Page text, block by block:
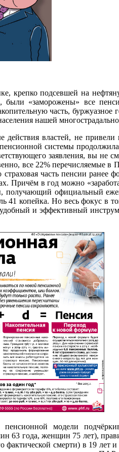
крепко подсевшей на
были «заморожены» все
часть, буржуазное
нашей
действия властей, не
системы
заявления, вы не
все 22% перечисляемые в
страховая часть пенсии
Причём в год можно
получающий официальный
41 копейка. Но весь фокус в
и эффективный
пенсионной модели
63 года, женщин 75 лет),
фактической смерти) в 19 лет